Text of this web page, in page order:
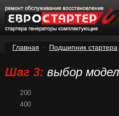
Главная Подшипник стартера
Шаг 3: выбор
200
400